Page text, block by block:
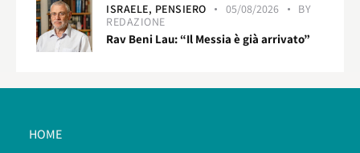
ISRAELE, PENSIERO 05/08/2026
BY
REDAZIONE
Rav Beni Lau: “Il Messia è già arrivato”
HOME